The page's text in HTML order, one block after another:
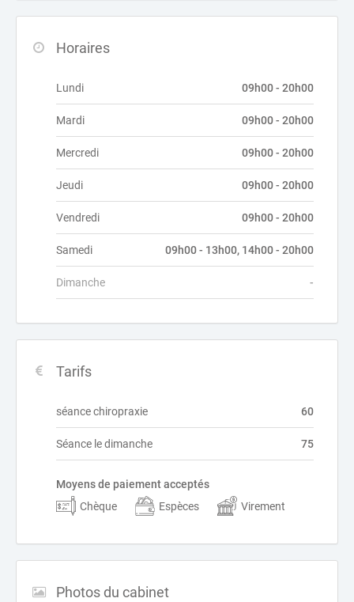
Horaires
Lundi 09h00 - 20h00
Mardi 09h00 - 20h00
Mercredi 09h00 - 20h00
Jeudi 09h00 - 20h00
Vendredi 09h00 - 20h00
Samedi 09h00 - 13h00, 14h00 - 20h00
Dimanche -
Tarifs
séance chiropraxie 60
Séance le dimanche 75
Moyens de paiement acceptés
Chèque
Espèces Virement
Photos du cabinet